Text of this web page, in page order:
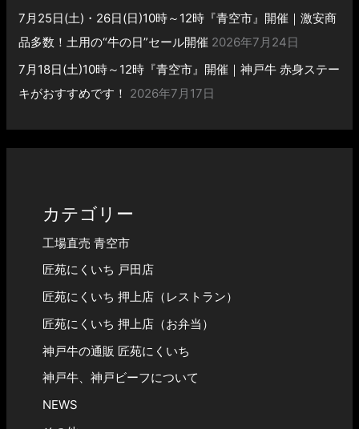
7月25日(土)・26日(日)10時～12時『青空市』開催｜激安商
品多数！土用の“牛の日”セール開催 2026年7月24日
7月18日(土)10時～12時『青空市』開催｜神戸牛 赤身ステー
キがおすすめです！ 2026年7月17日
カテゴリー
工場直売 青空市
匠苑にくいち 戸田店
匠苑にくいち 押上店（レストラン）
匠苑にくいち 押上店（お弁当）
神戸牛の通販 匠苑にくいち
神戸牛、神戸ビーフについて
NEWS